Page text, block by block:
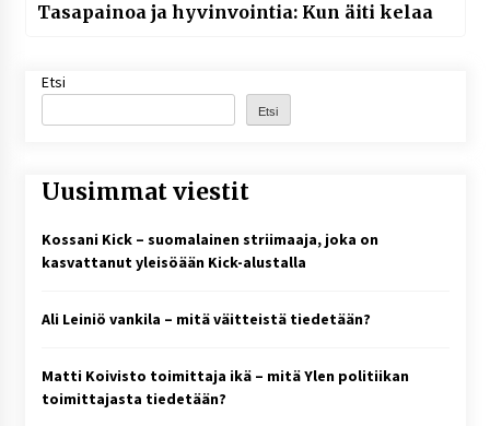
Tasapainoa ja hyvinvointia: Kun äiti kelaa
Etsi
Etsi
Uusimmat viestit
Kossani Kick – suomalainen striimaaja, joka on
kasvattanut yleisöään Kick-alustalla
Ali Leiniö vankila – mitä väitteistä tiedetään?
Matti Koivisto toimittaja ikä – mitä Ylen politiikan
toimittajasta tiedetään?